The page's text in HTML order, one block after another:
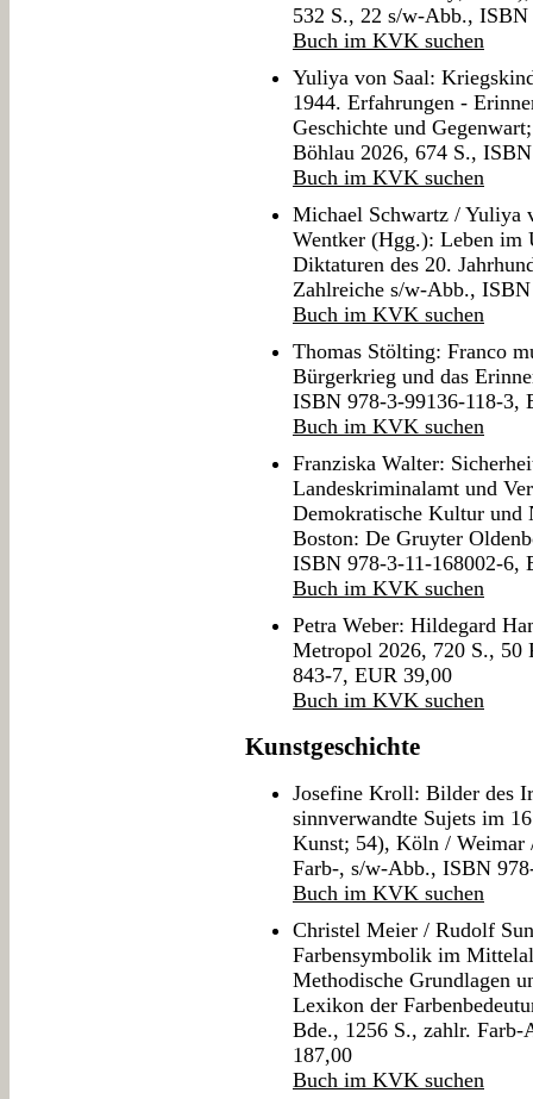
532 S., 22 s/w-Abb.,
Buch im KVK suchen
Yuliya von Saal:
1944. Erfahrungen -
Geschichte und
Böhlau 2026, 674 S.,
Buch im KVK suchen
Michael Schwartz / Yuliya
Wentker (Hgg.): Leben im
Diktaturen des 20.
Zahlreiche s/w-Abb.,
Buch im KVK suchen
Thomas Stölting: Franco
Bürgerkrieg und das
ISBN 978-3-99136-118-3,
Buch im KVK suchen
Franziska Walter:
Landeskriminalamt und
Demokratische Kultur und
Boston: De Gruyter
ISBN 978-3-11-168002-6,
Buch im KVK suchen
Petra Weber: Hildegard
Metropol 2026, 720 S., 50
843-7, EUR 39,00
Buch im KVK suchen
Kunstgeschichte
Josefine Kroll: Bilder des
sinnverwandte Sujets im
Kunst; 54), Köln / Weimar
Farb-, s/w-Abb., ISBN
Buch im KVK suchen
Christel Meier / Rudolf
Farbensymbolik im
Methodische Grundlagen
Lexikon der
Bde., 1256 S., zahlr.
187,00
Buch im KVK suchen